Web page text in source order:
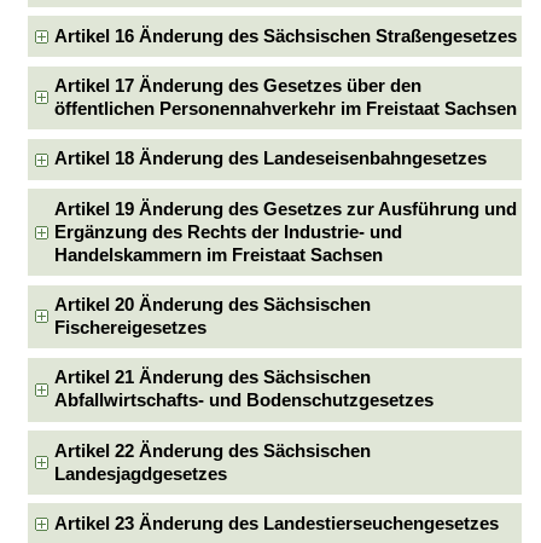
Artikel 16 Änderung des Sächsischen Straßengesetzes
Artikel 17 Änderung des Gesetzes über den
öffentlichen Personennahverkehr im Freistaat Sachsen
Artikel 18 Änderung des Landeseisenbahngesetzes
Artikel 19 Änderung des Gesetzes zur Ausführung und
Ergänzung des Rechts der Industrie- und
Handelskammern im Freistaat Sachsen
Artikel 20 Änderung des Sächsischen
Fischereigesetzes
Artikel 21 Änderung des Sächsischen
Abfallwirtschafts- und Bodenschutzgesetzes
Artikel 22 Änderung des Sächsischen
Landesjagdgesetzes
Artikel 23 Änderung des Landestierseuchengesetzes